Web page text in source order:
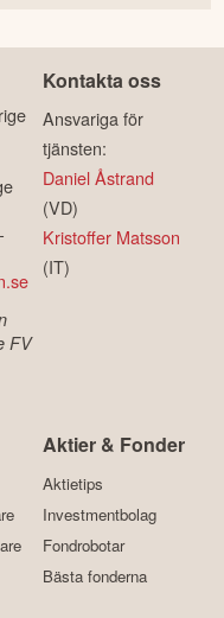
FV
Kontakta oss
Ansvariga för
tjänsten:
Daniel Åstrand
(VD)
Kristoffer Matsson
(IT)
Aktier & Fonder
Aktietips
Investmentbolag
Fondrobotar
Bästa fonderna